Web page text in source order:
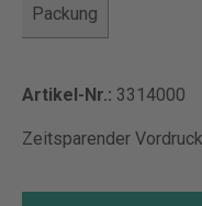
Packung
Artikel-Nr.: 3314000
Zeitsparender